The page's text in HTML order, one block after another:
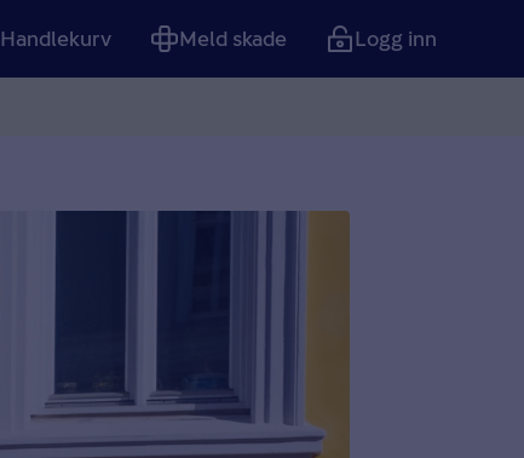
Handlekurv
Meld skade Logg inn